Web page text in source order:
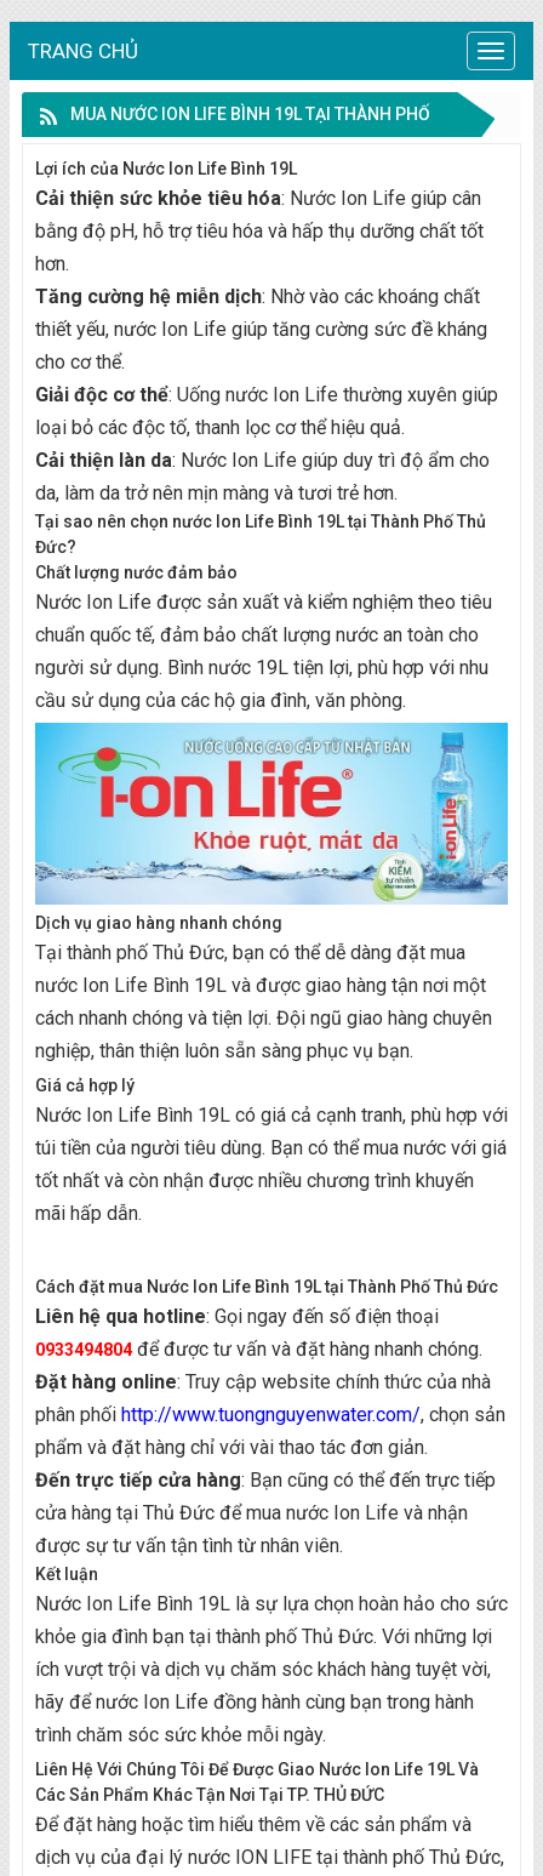
TRANG CHỦ
Trang
chủ
MUA NƯỚC ION LIFE BÌNH 19L TẠI THÀNH PHỐ
THỦ ĐỨC
Lợi ích của Nước Ion Life Bình 19L
Cải thiện sức khỏe tiêu hóa: Nước Ion Life giúp cân
bằng độ pH, hỗ trợ tiêu hóa và hấp thụ dưỡng chất tốt
hơn.
Tăng cường hệ miễn dịch: Nhờ vào các khoáng chất
thiết yếu, nước Ion Life giúp tăng cường sức đề kháng
cho cơ thể.
Giải độc cơ thể: Uống nước Ion Life thường xuyên giúp
loại bỏ các độc tố, thanh lọc cơ thể hiệu quả.
Cải thiện làn da: Nước Ion Life giúp duy trì độ ẩm cho
da, làm da trở nên mịn màng và tươi trẻ hơn.
Tại sao nên chọn nước Ion Life Bình 19L tại Thành Phố Thủ
Đức?
Chất lượng nước đảm bảo
Nước Ion Life được sản xuất và kiểm nghiệm theo tiêu
chuẩn quốc tế, đảm bảo chất lượng nước an toàn cho
người sử dụng. Bình nước 19L tiện lợi, phù hợp với nhu
cầu sử dụng của các hộ gia đình, văn phòng.
Dịch vụ giao hàng nhanh chóng
Tại thành phố Thủ Đức, bạn có thể dễ dàng đặt mua
nước Ion Life Bình 19L và được giao hàng tận nơi một
cách nhanh chóng và tiện lợi. Đội ngũ giao hàng chuyên
nghiệp, thân thiện luôn sẵn sàng phục vụ bạn.
Giá cả hợp lý
Nước Ion Life Bình 19L có giá cả cạnh tranh, phù hợp với
túi tiền của người tiêu dùng. Bạn có thể mua nước với giá
tốt nhất và còn nhận được nhiều chương trình khuyến
mãi hấp dẫn.
Cách đặt mua Nước Ion Life Bình 19L tại Thành Phố Thủ Đức
Liên hệ qua hotline: Gọi ngay đến số điện thoại
0933494804để được tư vấn và đặt hàng nhanh chóng.
Đặt hàng online: Truy cập website chính thức của nhà
phân phối http://www.tuongnguyenwater.com/, chọn sản
phẩm và đặt hàng chỉ với vài thao tác đơn giản.
Đến trực tiếp cửa hàng: Bạn cũng có thể đến trực tiếp
cửa hàng tại Thủ Đức để mua nước Ion Life và nhận
được sự tư vấn tận tình từ nhân viên.
Kết luận
Nước Ion Life Bình 19L là sự lựa chọn hoàn hảo cho sức
khỏe gia đình bạn tại thành phố Thủ Đức. Với những lợi
ích vượt trội và dịch vụ chăm sóc khách hàng tuyệt vời,
hãy để nước Ion Life đồng hành cùng bạn trong hành
trình chăm sóc sức khỏe mỗi ngày.
Liên Hệ Với Chúng Tôi Để Được Giao Nước Ion Life 19L Và
Các Sản Phẩm Khác Tận Nơi Tại TP. THỦ ĐỨC
Để đặt hàng hoặc tìm hiểu thêm về các sản phẩm và
dịch vụ của đại lý nước ION LIFE tại thành phố Thủ Đức,